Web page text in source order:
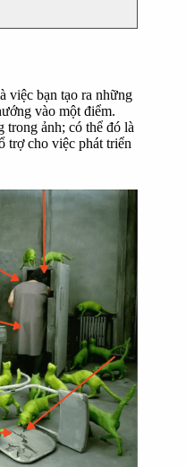
việc bạn tạo ra những
vào một điểm.
ảnh; có thể đó là
trợ cho việc phát triển